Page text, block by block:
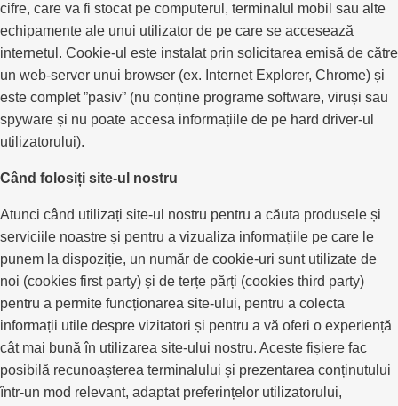
cifre, care va fi stocat pe computerul, terminalul mobil sau alte
echipamente ale unui utilizator de pe care se accesează
internetul. Cookie-ul este instalat prin solicitarea emisă de către
un web-server unui browser (ex. Internet Explorer, Chrome) și
este complet ”pasiv” (nu conține programe software, viruși sau
spyware și nu poate accesa informațiile de pe hard driver-ul
utilizatorului).
Când folosiți site-ul nostru
Atunci când utilizați site-ul nostru pentru a căuta produsele și
serviciile noastre și pentru a vizualiza informațiile pe care le
punem la dispoziție, un număr de cookie-uri sunt utilizate de
noi (cookies first party) și de terțe părți (cookies third party)
pentru a permite funcționarea site-ului, pentru a colecta
informații utile despre vizitatori și pentru a vă oferi o experiență
cât mai bună în utilizarea site-ului nostru. Aceste fișiere fac
posibilă recunoașterea terminalului și prezentarea conținutului
într-un mod relevant, adaptat preferințelor utilizatorului,